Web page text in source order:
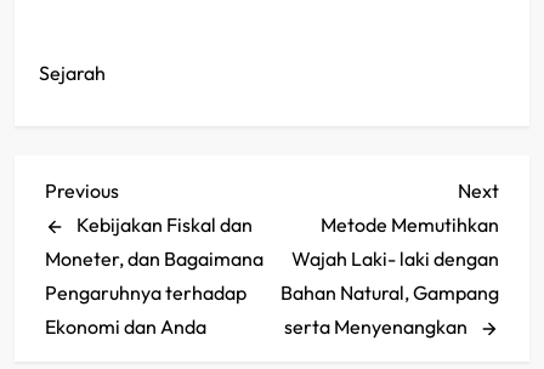
Sejarah
P
o
s
Previous
Post
Previous
Kebijakan Fiskal dan
Moneter, dan Bagaimana
Pengaruhnya terhadap
Ekonomi dan Anda
Next
Next
Metode Memutihkan
Wajah Laki- laki dengan
Bahan Natural, Gampang
serta Menyenangkan